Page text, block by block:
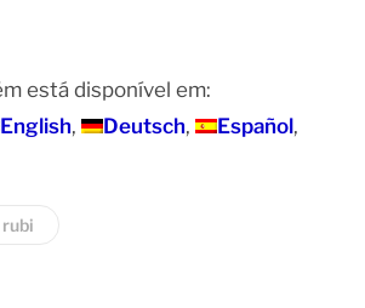
está disponível em:
English Deutsch
Español
rubi